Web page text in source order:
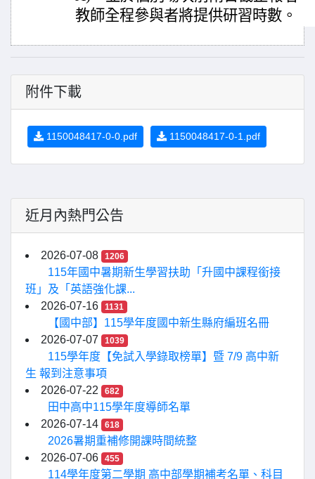
教師全程參與者將提供研習時數。
附件下載
1150048417-0-0.pdf 1150048417-0-1.pdf
近月內熱門公告
2026-07-08 1206
115年國中暑期新生學習扶助「升國中課程銜接
班」及「英語強化課...
2026-07-16
1131
【國中部】115學年度國中新生縣府編班名冊
2026-07-07
1039
115學年度【免試入學錄取榜單】暨 7/9 高中新
生 報到注意事項
2026-07-22
682
田中高中115學年度導師名單
2026-07-14
618
2026暑期重補修開課時間統整
2026-07-06
455
114學年度第二學期 高中部學期補考名單、科目